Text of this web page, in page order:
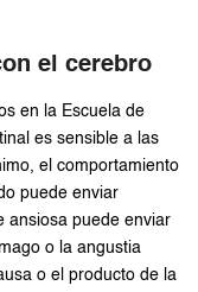
el cerebro
en la Escuela de
es sensible a las
el comportamiento
puede enviar
ansiosa puede enviar
o la angustia
o el producto de la